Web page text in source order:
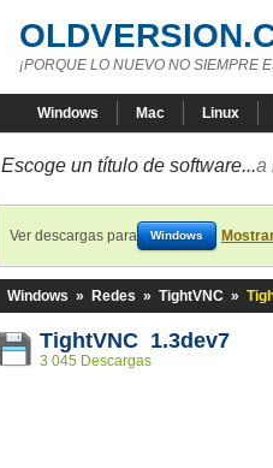
¡PORQUE LO NUEVO NO SIEMPRE
Windows Mac Linux
Escoge un título de software...a
Ver descargas para Windows
Windows » Redes » TightVNC »
TightVNC 1.3dev7
3 045 Descargas